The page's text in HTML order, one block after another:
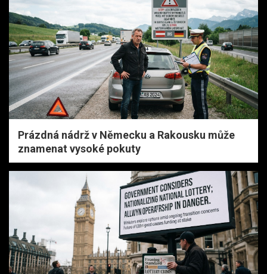
Prázdná nádrž v Německu a Rakousku může
znamenat vysoké pokuty